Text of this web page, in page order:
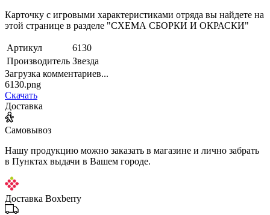
Карточку с игровыми характеристиками отряда вы найдете на
этой странице в разделе "СХЕМА СБОРКИ И ОКРАСКИ"
Артикул
6130
Производитель Звезда
Загрузка комментариев...
6130.png
Скачать
Доставка
Самовывоз
Нашу продукцию можно заказать в магазине и лично забрать
в Пунктах выдачи в Вашем городе.
Доставка Boxberry